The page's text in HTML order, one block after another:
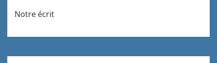
Notre écrit